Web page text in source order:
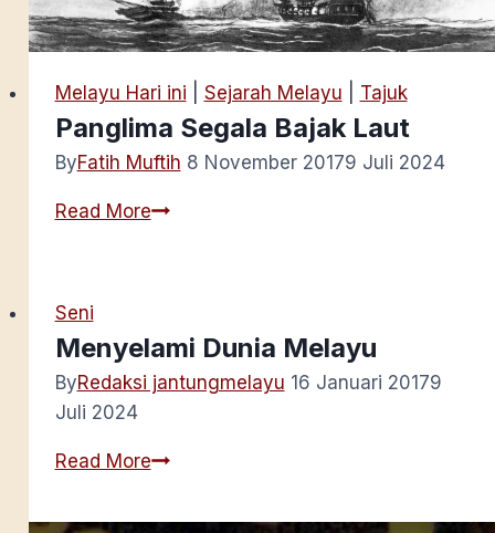
Lingga
1823
Melayu Hari ini Sejarah Melayu Tajuk
Panglima Segala Bajak Laut
ByFatih Muftih 8 November 20179 Juli 2024
Read MorePanglima
Seni
Menyelami Dunia Melayu
ByRedaksi jantungmelayu 16 Januari 20179
Juli 2024
Read MoreMenyelami
Melayu